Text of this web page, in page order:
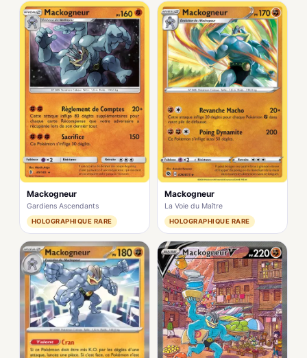
Mackogneur
Gardiens Ascendants
HOLOGRAPHIQUE RARE
Mackogneur
La Voie du Maître
HOLOGRAPHIQUE RARE